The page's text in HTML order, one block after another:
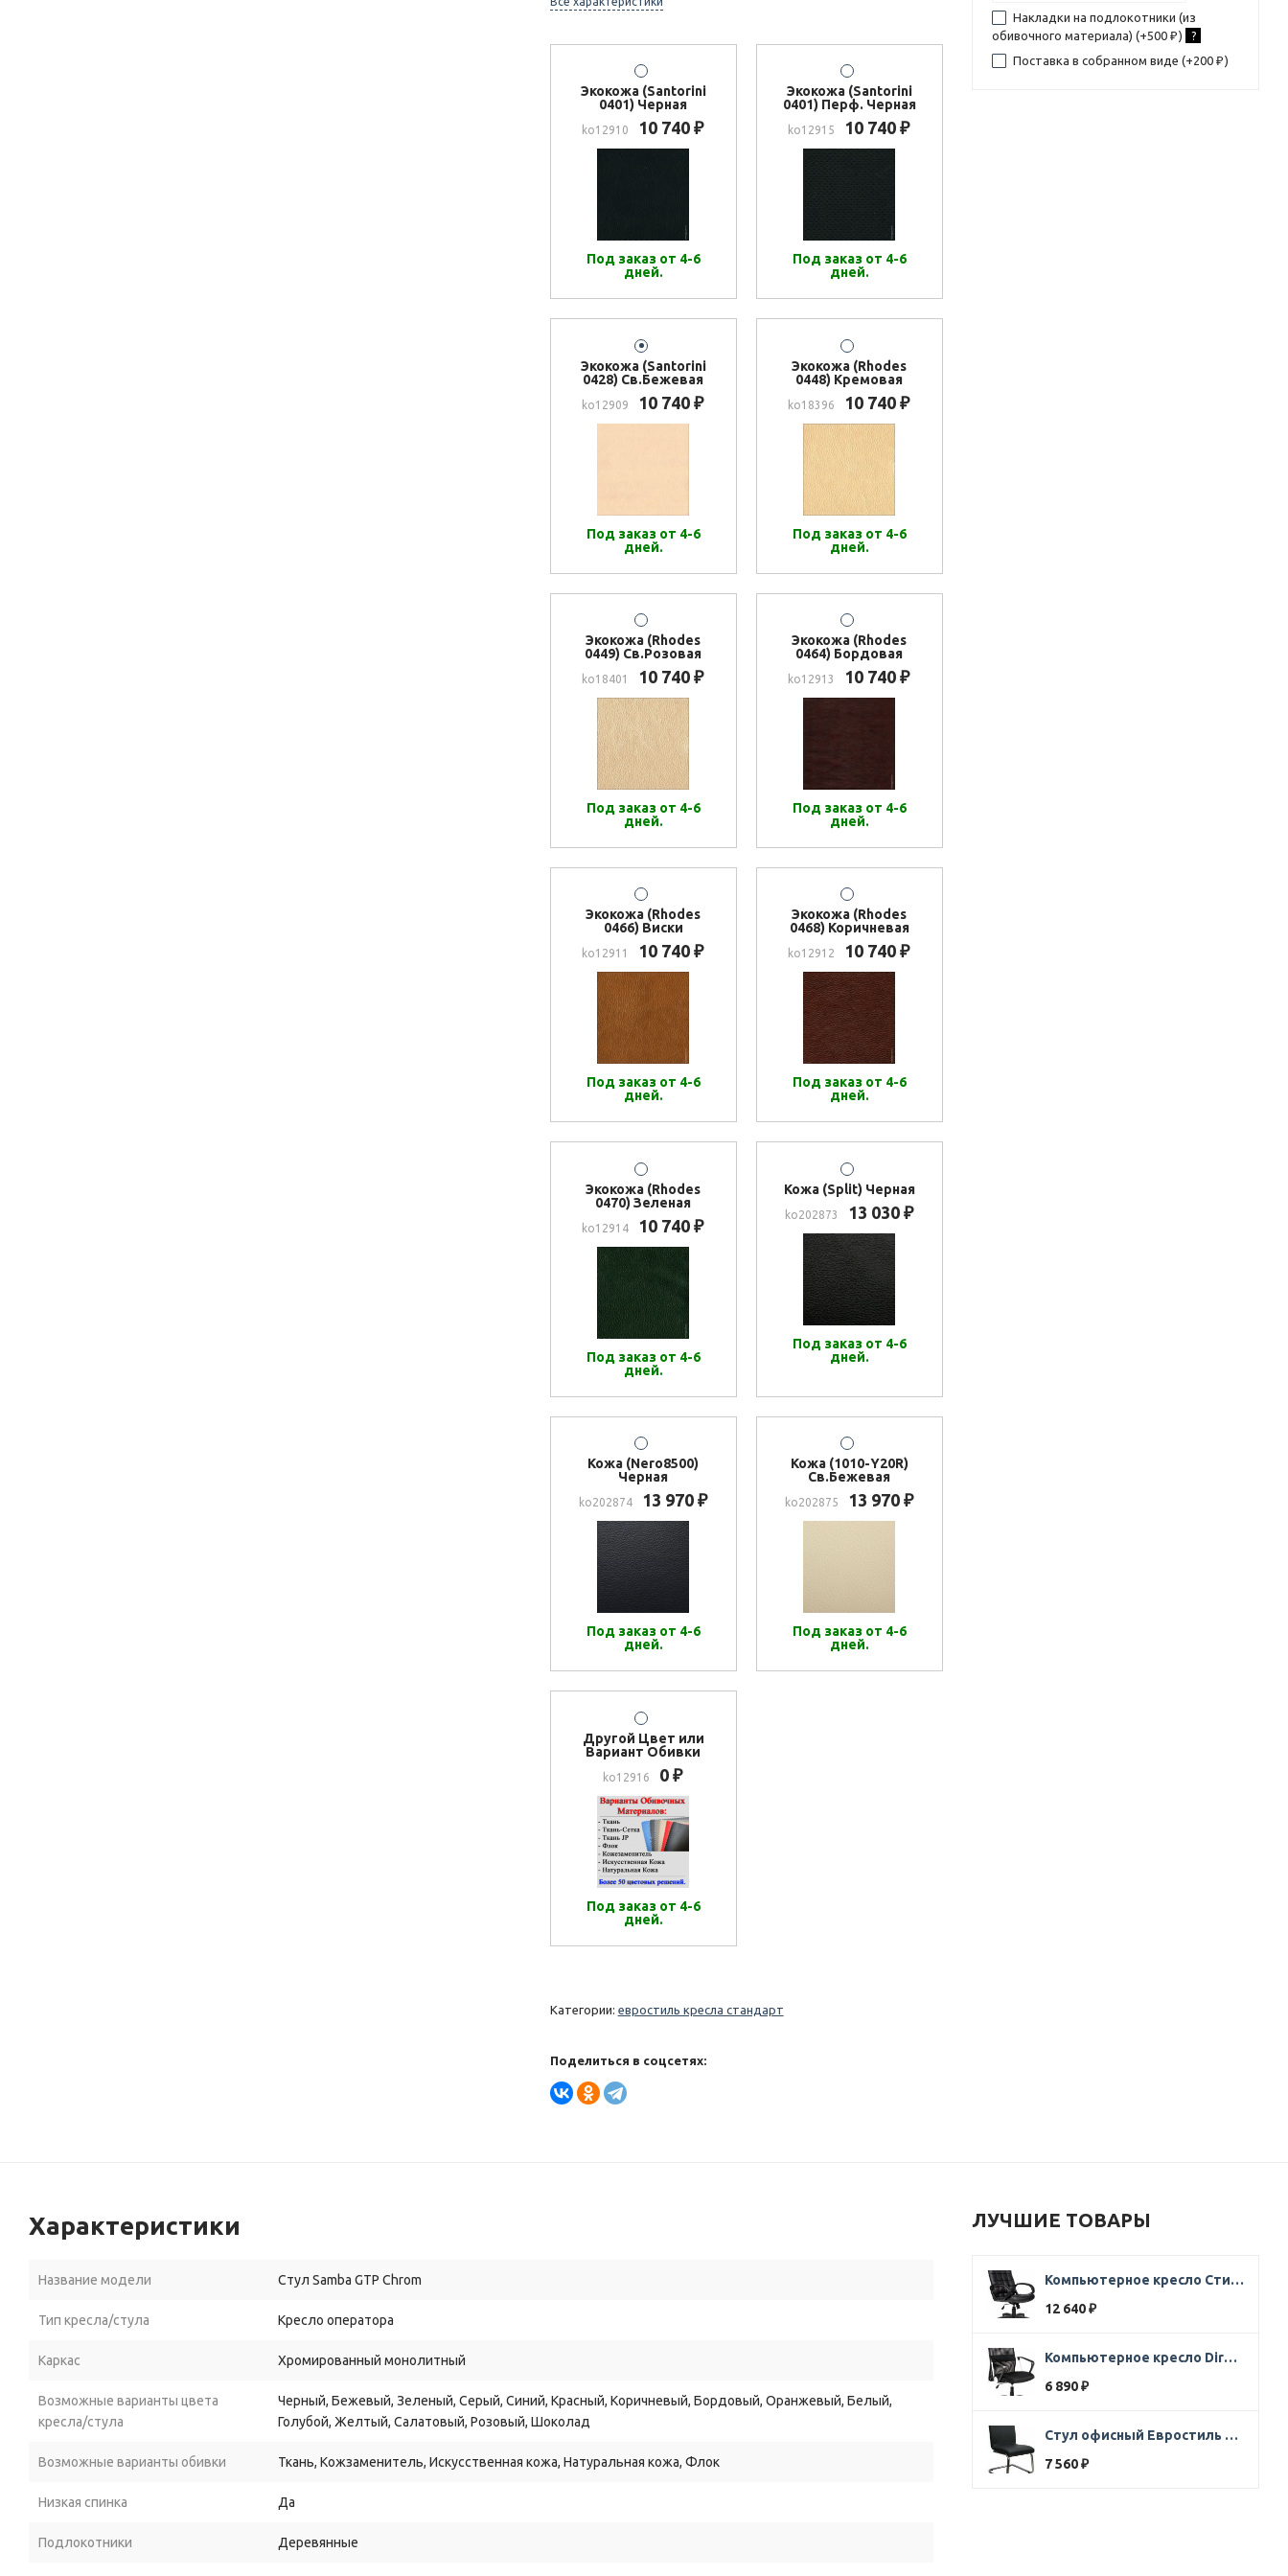
Экокожа (Santorini
0401) Черная
ko12910 10 740₽
Под заказ от 4-6
дней.
Экокожа (Santorini
0401) Перф. Черная
ko12915 10 740₽
Под заказ от 4-6
дней.
Экокожа (Santorini
0428) Св.Бежевая
ko12909 10 740₽
Под заказ от 4-6
дней.
Экокожа (Rhodes
0448) Кремовая
ko18396 10 740₽
Под заказ от 4-6
дней.
Экокожа (Rhodes
0449) Св.Розовая
ko18401 10 740₽
Под заказ от 4-6
дней.
Экокожа (Rhodes
0464) Бордовая
ko12913 10 740₽
Под заказ от 4-6
дней.
Экокожа (Rhodes
0466) Виски
ko12911 10 740₽
Под заказ от 4-6
дней.
Экокожа (Rhodes
0468) Коричневая
ko12912 10 740₽
Под заказ от 4-6
дней.
Экокожа (Rhodes
0470) Зеленая
ko12914 10 740₽
Под заказ от 4-6
дней.
Кожа (Split) Черная
ko202873 13 030 ₽
Под заказ от 4-6
дней.
Кожа (Nero8500)
Черная
ko202874 13 970 ₽
Под заказ от 4-6
дней.
Кожа (1010-Y20R)
Св.Бежевая
ko202875 13 970 ₽
Под заказ от 4-6
дней.
Другой Цвет или
Вариант Обивки
ko12916 0₽
Под заказ от 4-6
дней.
Категории: евростиль кресла стандарт
Поделиться в соцсетях:
Накладки на подлокотники (из
обивочного материала) (+500 ₽ ) ?
Поставка в собранном виде (+200 ₽ )
ЛУЧШИЕ ТОВАРЫ
Компьютерное кресло Стиль Ультра SOFT кожа черная
12 640 ₽
Компьютерное кресло Direct ткань черная
6 890 ₽
Стул офисный Евростиль 250 (стул сбербанк) кожзам черный
7 560 ₽
Характеристики
Название модели Стул Samba GTP Chrom
Тип кресла/стула Кресло оператора
Каркас Хромированный монолитный
Возможные варианты цвета
кресла/стула
Черный, Бежевый, Зеленый, Серый, Синий, Красный, Коричневый, Бордовый, Оранжевый, Белый,
Голубой, Желтый, Салатовый, Розовый, Шоколад
Возможные варианты обивки Ткань, Кожзаменитель, Искусственная кожа, Натуральная кожа, Флок
Низкая спинка Да
Подлокотники Деревянные